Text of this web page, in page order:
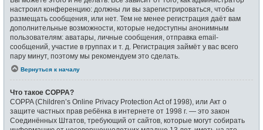
настроил конференцию: должны ли вы зарегистрироваться, чтобы
размещать сообщения, или нет. Тем не менее регистрация даёт вам
дополнительные возможности, которые недоступны анонимным
пользователям: аватары, личные сообщения, отправка email-
сообщений, участие в группах и т. д. Регистрация займёт у вас всего
пару минут, поэтому мы рекомендуем это сделать.
Вернуться к началу
Что такое COPPA?
COPPA (Children’s Online Privacy Protection Act of 1998), или Акт о
защите частных прав ребёнка в интернете от 1998 г. — это закон
Соединённых Штатов, требующий от сайтов, которые могут собирать